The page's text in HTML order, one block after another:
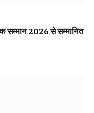
सम्मान 2026 से सम्मानित